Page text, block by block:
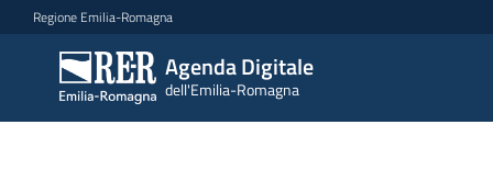
Vai al contenuto
Vai alla navigazione
Vai al footer
Regione Emilia-Romagna
Agenda Digitale
dell'Emilia-Romagna
Agenda
Digitale
dell'Emilia-